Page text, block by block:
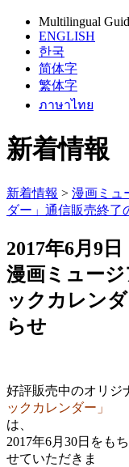
Multilingual
ENGLISH
한국
简体字
繁体字
ภาษาไทย
新着情報
新着情報 > 漫画ミュ
ダー」通信販売終了
2017年6月9日
漫画ミュー
ックカレン
らせ
好評販売中のオリジ
ックカレンダー」
2017年6月30日をも
せていただきま